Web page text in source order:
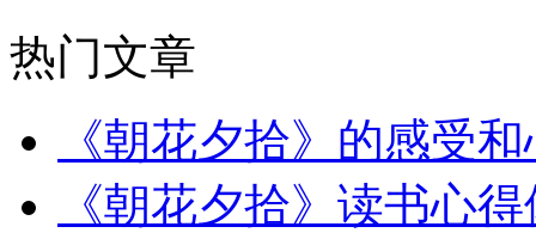
热门文章
《朝花夕拾》的感受
《朝花夕拾》读书心